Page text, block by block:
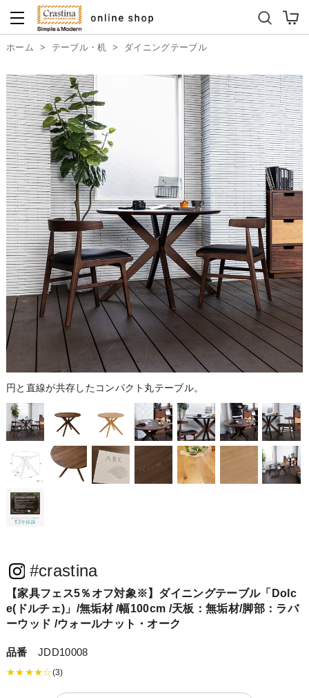
ダイニングテーブルセット
ホーム > テーブル・机 > ダイニングテーブル
円と直線が共存したコンパクト丸テーブル。
#crastina
【家具フェス5％オフ対象※】ダイニングテーブル「Dolc
e(ドルチェ)」/無垢材 /幅100cm /天板：無垢材/脚部：ラバ
ーウッド /ウォールナット・オーク
品番 JDD10008
★★★★☆(3)